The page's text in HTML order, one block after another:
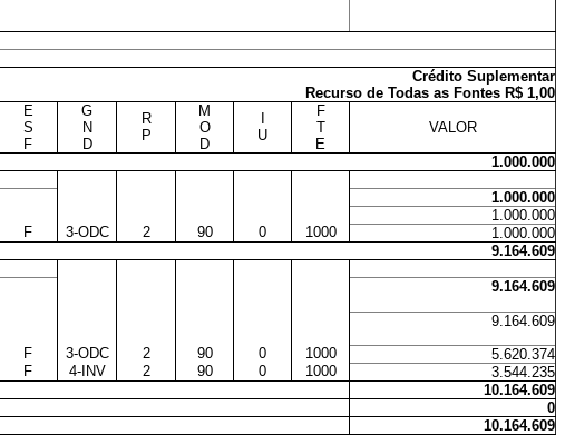
Crédito Suplementar
Recurso de Todas as Fontes R$ 1,00
E
S
F
G
N
D
R
P
M
O
D
U
F
T
E
VALOR
1.000.000
1.000.000
1.000.000
F
3-ODC 2 90 0 1000
1.000.000
9.164.609
9.164.609
9.164.609
F 3-ODC 2 90 0 1000
5.620.374
F
4-INV 2 90 0 1000
3.544.235
10.164.609
0
10.164.609